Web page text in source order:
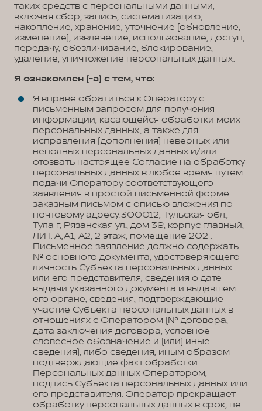
таких средств с персональными данными,
включая сбор, запись, систематизацию,
накопление, хранение, уточнение (обновление,
изменение), извлечение, использование, доступ,
передачу, обезличивание, блокирование,
удаление, уничтожение персональных данных.
Я ознакомлен (-а) с тем, что:
Я вправе обратиться к Оператору с
письменным запросом для получения
информации, касающейся обработки моих
персональных данных, а также для
исправления (дополнения) неверных или
неполных персональных данных и/или
отозвать настоящее Согласие на обработку
персональных данных в любое время путем
подачи Оператору соответствующего
заявления в простой письменной форме
заказным письмом с описью вложения по
почтовому адресу:300012, Тульская обл.,
Тула г, Рязанская ул., дом 38, корпус главный,
ЛИТ. А,А1, А2, 2 этаж, помещение 202 .
Письменное заявление должно содержать
№ основного документа, удостоверяющего
личность Субъекта персональных данных
или его представителя, сведения о дате
выдачи указанного документа и выдавшем
его органе, сведения, подтверждающие
участие Субъекта персональных данных в
отношениях с Оператором (№ договора,
дата заключения договора, условное
словесное обозначение и (или) иные
сведения), либо сведения, иным образом
подтверждающие факт обработки
Персональных данных Оператором,
подпись Субъекта персональных данных или
его представителя. Оператор прекращает
обработку персональных данных в срок, не